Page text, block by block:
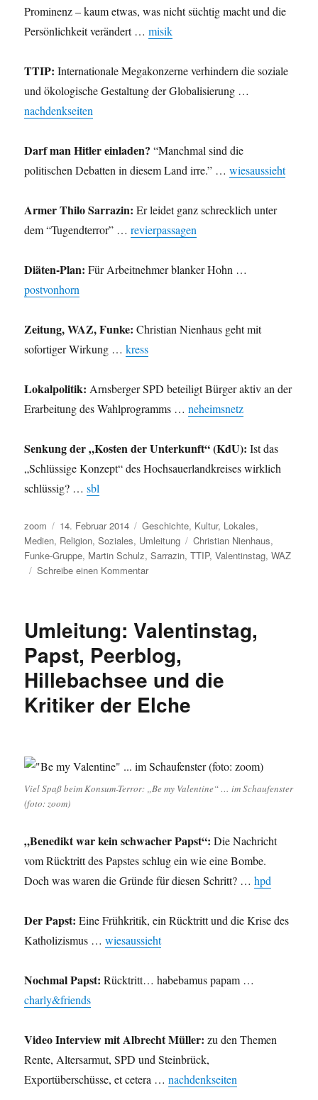
Prominenz – kaum etwas, was nicht süchtig macht und die
Persönlichkeit verändert …misik
TTIP: Internationale Megakonzerne verhindern die soziale
und ökologische Gestaltung der Globalisierung …
nachdenkseiten
Darf man Hitler einladen? “Manchmal sind die
politischen Debatten in diesem Land irre.” …wiesaussieht
Armer Thilo Sarrazin: Er leidet ganz schrecklich unter
dem “Tugendterror” …revierpassagen
Diäten-Plan: Für Arbeitnehmer blanker Hohn …
postvonhorn
Zeitung, WAZ, Funke: Christian Nienhaus geht mit
sofortiger Wirkung …kress
Lokalpolitik: Arnsberger SPD beteiligt Bürger aktiv an der
Erarbeitung des Wahlprogramms …neheimsnetz
Senkung der „Kosten der Unterkunft“ (KdU): Ist das
„Schlüssige Konzept“ des Hochsauerlandkreises wirklich
schlüssig? …sbl
Autor
zoom
Veröffentlicht
am
14. Februar 2014 Kategorien
Geschichte, Kultur, Lokales,
Medien, Religion,Soziales, Umleitung Schlagwörter
Christian Nienhaus,
Funke-Gruppe, Martin Schulz,Sarrazin,TTIP,Valentinstag,WAZ
Schreibe einen Kommentarzu
leidet
schrecklich
unter
dem
“Tugendterror”
der
…
Umleitung: Valentinstag,
Papst, Peerblog,
Hillebachsee und die
Kritiker der Elche
Viel Spaß beim Konsum-Terror: „Be my Valentine“ … im Schaufenster
(foto: zoom)
„Benedikt war kein schwacher Papst“: Die Nachricht
vom Rücktritt des Papstes schlug ein wie eine Bombe.
Doch was waren die Gründe für diesen Schritt? …hpd
Der Papst: Eine Frühkritik, ein Rücktritt und die Krise des
Katholizismus …wiesaussieht
Nochmal Papst: Rücktritt… habebamus papam …
charly&friends
Video Interview mit Albrecht Müller: zu den Themen
Rente, Altersarmut, SPD und Steinbrück,
Exportüberschüsse, et cetera …nachdenkseiten